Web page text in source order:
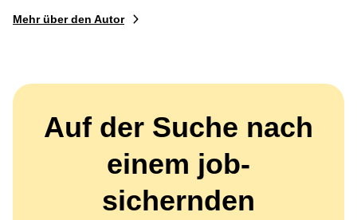
Mehr über den Autor
Auf der Suche nach
einem job-
sichernden